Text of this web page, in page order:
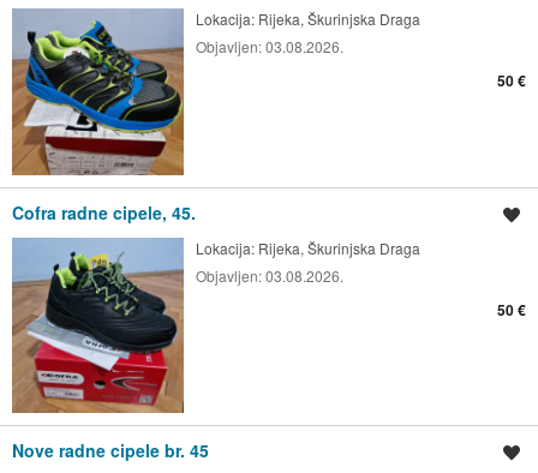
Lokacija: Rijeka, Škurinjska Draga
Objavljen:03.08.2026.
50 €
Cofra radne cipele, 45.
Lokacija: Rijeka, Škurinjska Draga
Objavljen:03.08.2026.
50 €
Nove radne cipele br. 45